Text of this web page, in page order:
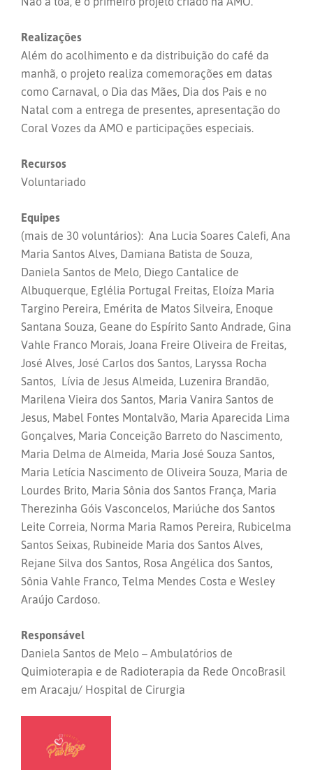
Realizações
Além do acolhimento e da distribuição do café da
manhã, o projeto realiza comemorações em datas
como Carnaval, o Dia das Mães, Dia dos Pais e no
Natal com a entrega de presentes, apresentação do
Coral Vozes da AMO e participações especiais.
Recursos
Voluntariado
Equipes
(mais de 30 voluntários): Ana Lucia Soares Calefi, Ana
Maria Santos Alves, Damiana Batista de Souza,
Daniela Santos de Melo, Diego Cantalice de
Albuquerque, Eglélia Portugal Freitas, Eloíza Maria
Targino Pereira, Emérita de Matos Silveira, Enoque
Santana Souza, Geane do Espírito Santo Andrade, Gina
Vahle Franco Morais, Joana Freire Oliveira de Freitas,
José Alves, José Carlos dos Santos, Laryssa Rocha
Santos, Lívia de Jesus Almeida, Luzenira Brandão,
Marilena Vieira dos Santos, Maria Vanira Santos de
Jesus, Mabel Fontes Montalvão, Maria Aparecida Lima
Gonçalves, Maria Conceição Barreto do Nascimento,
Maria Delma de Almeida, Maria José Souza Santos,
Maria Letícia Nascimento de Oliveira Souza, Maria de
Lourdes Brito, Maria Sônia dos Santos França, Maria
Therezinha Góis Vasconcelos, Mariúche dos Santos
Leite Correia, Norma Maria Ramos Pereira, Rubicelma
Santos Seixas, Rubineide Maria dos Santos Alves,
Rejane Silva dos Santos, Rosa Angélica dos Santos,
Sônia Vahle Franco, Telma Mendes Costa e Wesley
Araújo Cardoso.
Responsável
Daniela Santos de Melo – Ambulatórios de
Quimioterapia e de Radioterapia da Rede OncoBrasil
em Aracaju/ Hospital de Cirurgia